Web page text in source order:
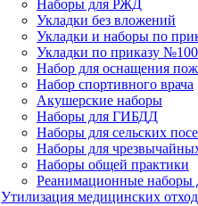
Наборы для РЖД
Укладки без вложений
Укладки и наборы по
Укладки по приказу
Набор для оснащения
Набор спортивного врача
Акушерские наборы
Наборы для ГИБДД
Наборы для сельских
Наборы для
Наборы общей практики
Реанимационные наборы
Утилизация медицинских